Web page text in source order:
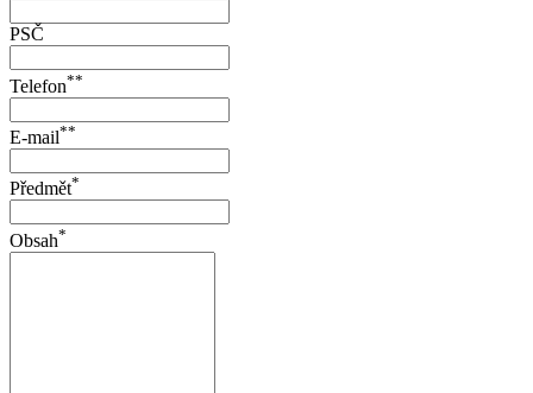
PSČ
Telefon**
E-mail**
Předmět*
Obsah*